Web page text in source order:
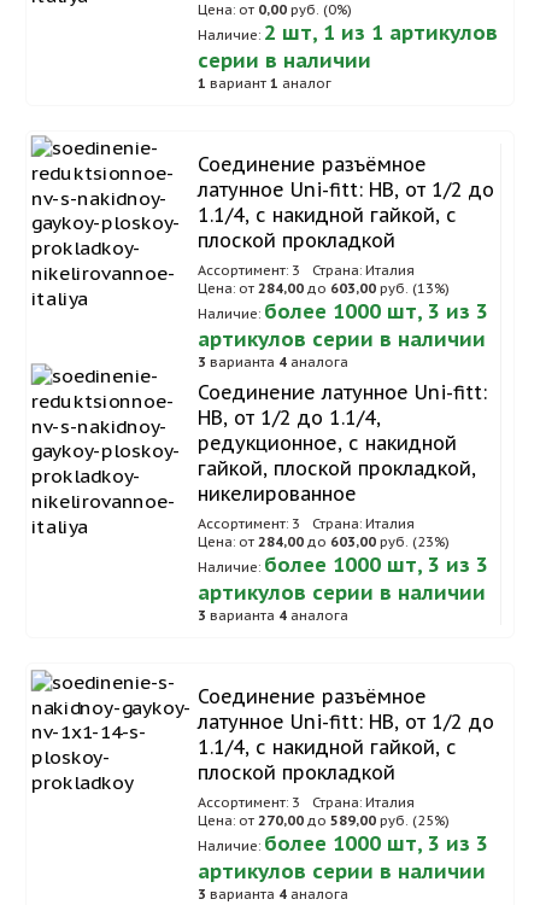
Цена: от 0,00 руб. (0%)
Наличие: 2 шт, 1 из 1 артикулов
серии в наличии
1 вариант 1 аналог
Соединение разъёмное
латунное Uni-fitt: НВ, от 1/2 до
1.1/4, с накидной гайкой, с
плоской прокладкой
Ассортимент: 3
Страна: Италия
Цена: от 284,00 до 603,00 руб. (13%)
Наличие: более 1000 шт, 3 из 3
артикулов серии в наличии
3 варианта 4 аналога
Соединение латунное Uni-fitt:
НВ, от 1/2 до 1.1/4,
редукционное, с накидной
гайкой, плоской прокладкой,
никелированное
Ассортимент: 3
Страна: Италия
Цена: от 284,00 до 603,00 руб. (23%)
Наличие: более 1000 шт, 3 из 3
артикулов серии в наличии
3 варианта 4 аналога
Соединение разъёмное
латунное Uni-fitt: НВ, от 1/2 до
1.1/4, с накидной гайкой, с
плоской прокладкой
Ассортимент: 3
Страна: Италия
Цена: от 270,00 до 589,00 руб. (25%)
Наличие: более 1000 шт, 3 из 3
артикулов серии в наличии
3 варианта 4 аналога